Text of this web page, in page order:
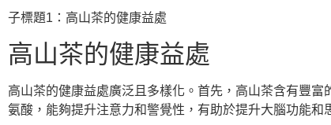
子標題1：高山茶的健康益處
高山茶的健康益處
高山茶的健康益處廣泛且多樣化。首先，高山茶含有豐
氨酸，能夠提升注意力和警覺性，有助於提升大腦功能